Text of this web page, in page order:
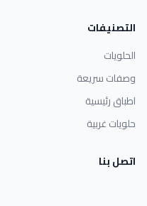
التصنيفات
الحلويات
وصفات سريعة
اطباق رئيسية
حلويات غربية
اتصل بنا